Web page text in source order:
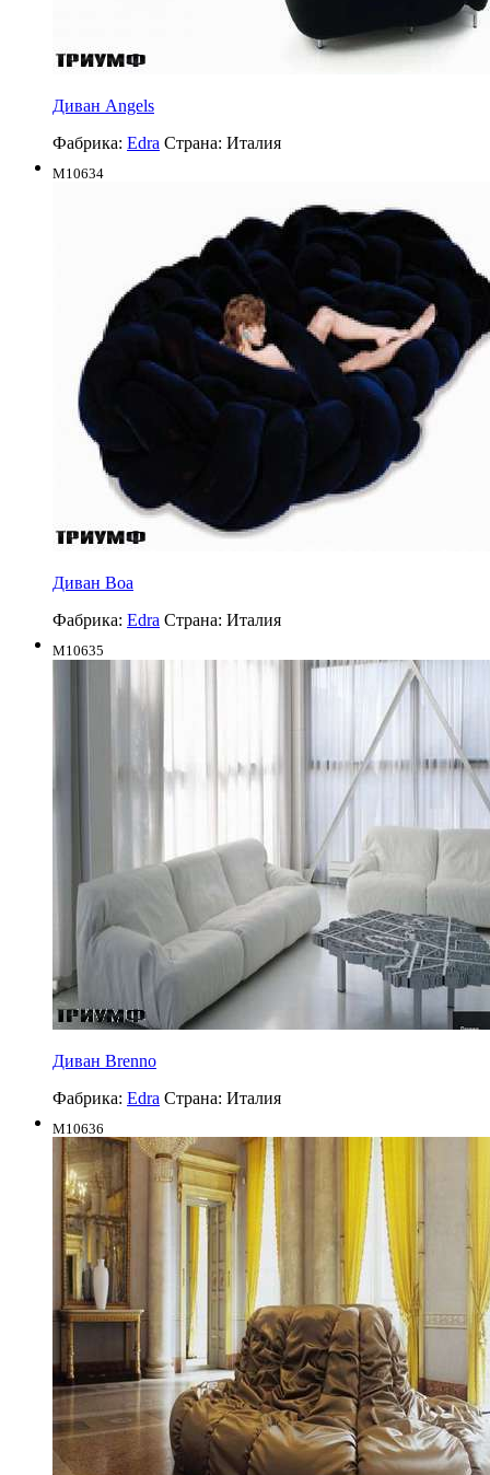
Диван Angels
Фабрика: Edra Страна: Италия
M10634
Диван Boa
Фабрика: Edra Страна: Италия
M10635
Диван Brenno
Фабрика: Edra Страна: Италия
M10636